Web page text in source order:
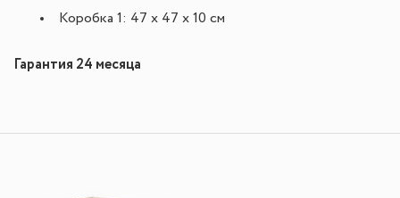
Коробка 1: 47 х 47 х 10 см
Гарантия 24 месяца